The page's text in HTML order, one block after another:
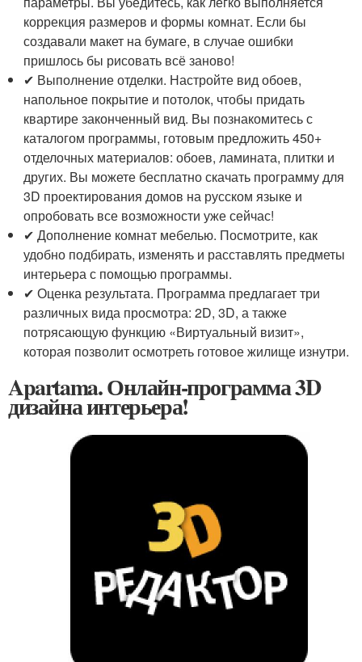
коррекция размеров и формы комнат. Если бы
создавали макет на бумаге, в случае ошибки
пришлось бы рисовать всё заново!
✔ Выполнение отделки. Настройте вид обоев,
напольное покрытие и потолок, чтобы придать
квартире законченный вид. Вы познакомитесь с
каталогом программы, готовым предложить 450+
отделочных материалов: обоев, ламината, плитки и
других. Вы можете бесплатно скачать программу для
3D проектирования домов на русском языке и
опробовать все возможности уже сейчас!
✔ Дополнение комнат мебелью. Посмотрите, как
удобно подбирать, изменять и расставлять предметы
интерьера с помощью программы.
✔ Оценка результата. Программа предлагает три
различных вида просмотра: 2D, 3D, а также
потрясающую функцию «Виртуальный визит»,
которая позволит осмотреть готовое жилище изнутри.
Apartama. Онлайн-программа 3D
дизайна интерьера!